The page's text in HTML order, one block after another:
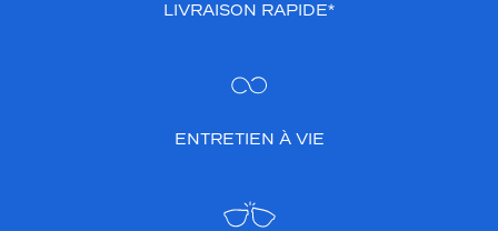
LIVRAISON RAPIDE*
ENTRETIEN À VIE